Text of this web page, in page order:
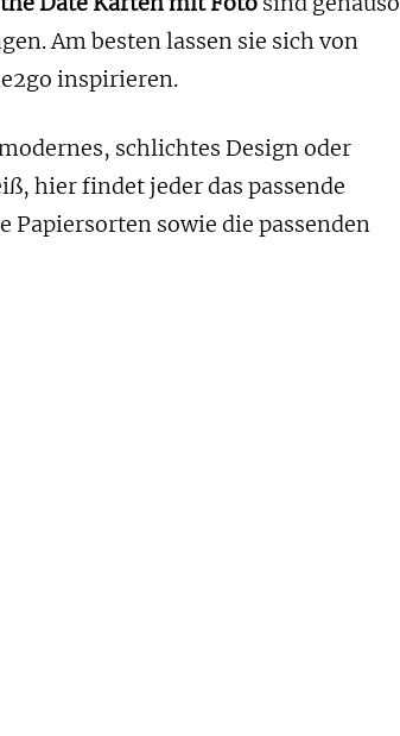
Am besten lassen sie sich von
inspirieren.
schlichtes Design oder
hier findet jeder das passende
Papiersorten sowie die passenden